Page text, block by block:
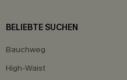
BELIEBTE SUCHEN
Bauchweg
High-Waist